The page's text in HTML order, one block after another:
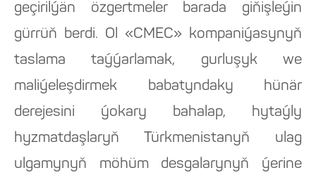
geçirilýän özgertmeler barada giňişleýin
gürrüň berdi. Ol «CMEC» kompaniýasynyň
taslama taýýarlamak, gurluşyk we
maliýeleşdirmek babatyndaky hünär
derejesini ýokary bahalap, hytaýly
hyzmatdaşlaryň Türkmenistanyň ulag
ulgamynyň möhüm desgalarynyň ýerine